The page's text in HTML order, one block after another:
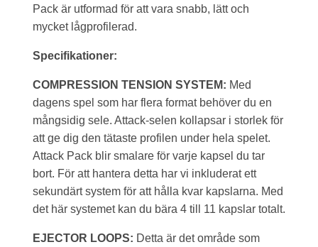
Pack är utformad för att vara snabb, lätt och
mycket lågprofilerad.
Specifikationer:
COMPRESSION TENSION SYSTEM: Med
dagens spel som har flera format behöver du en
mångsidig sele. Attack-selen kollapsar i storlek för
att ge dig den tätaste profilen under hela spelet.
Attack Pack blir smalare för varje kapsel du tar
bort. För att hantera detta har vi inkluderat ett
sekundärt system för att hålla kvar kapslarna. Med
det här systemet kan du bära 4 till 11 kapslar totalt.
EJECTOR LOOPS: Detta är det område som